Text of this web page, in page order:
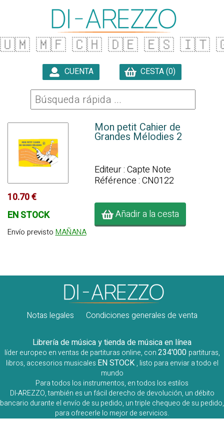
🇺🇲 🇲🇫 🇨🇭 🇩🇪 🇪🇸 🇮🇹
CUENTA CESTA (0)
10.70 €
EN STOCK
Envío previsto MAÑANA
Mon petit Cahier de
Grandes Mélodies 2
Editeur : Capte Note
Référence : CN0122
Añadir a la cesta
Notas legales Condiciones generales de venta
Librería de música y tienda de música en línea
líder europeo en ventas de partituras online, con234'000 partituras,
libros, accesorios musicales EN STOCK , listo para enviar a todo el
mundo
Para todos los instrumentos, en todos los estilos
DI-AREZZO, también es un fácil derecho de devolución, un débito
bancario durante el envío de su pedido, un triple chequeo de su pedido,
para ofrecerle lo mejor de servicios.